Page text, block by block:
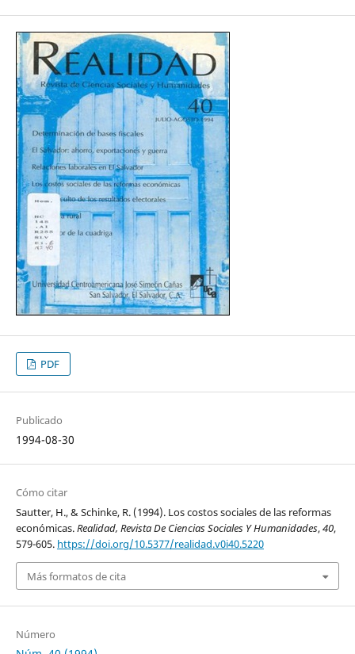
PDF
Publicado
1994-08-30
Cómo citar
Sautter, H., & Schinke, R. (1994). Los costos sociales de las reformas
económicas.Realidad, Revista De Ciencias Sociales Y Humanidades,40,
579-605. https://doi.org/10.5377/realidad.v0i40.5220
Más formatos de cita
Número